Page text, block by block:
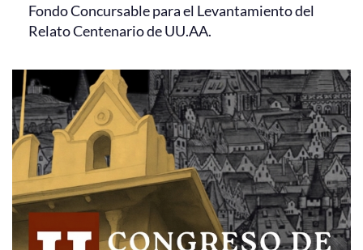
Fondo Concursable para el Levantamiento del
Relato Centenario de UU.AA.